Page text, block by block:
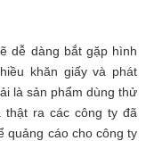
dễ dàng bắt gặp hình
khăn giấy và phát
là sản phẩm dùng thử
thật ra các công ty đã
quảng cáo cho công ty